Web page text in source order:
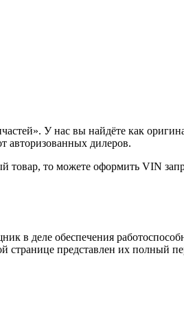
У нас вы найдёте как
авторизованных дилеров.
то можете оформить VIN
в деле обеспечения
представлен их полный